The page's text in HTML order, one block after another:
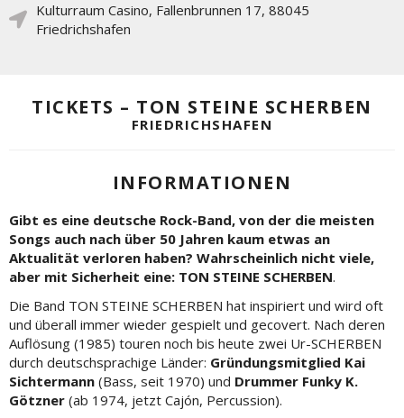
Kulturraum Casino, Fallenbrunnen 17, 88045
Friedrichshafen
TICKETS – TON STEINE SCHERBEN
FRIEDRICHSHAFEN
INFORMATIONEN
Gibt es eine deutsche Rock-Band, von der die meisten
Songs auch nach über 50 Jahren kaum etwas an
Aktualität verloren haben? Wahrscheinlich nicht viele,
aber mit Sicherheit eine: TON STEINE SCHERBEN.
Die Band TON STEINE SCHERBEN hat inspiriert und wird oft
und überall immer wieder gespielt und gecovert. Nach deren
Auflösung (1985) touren noch bis heute zwei Ur-SCHERBEN
durch deutschsprachige Länder: Gründungsmitglied Kai
Sichtermann (Bass, seit 1970) und Drummer Funky K.
Götzner (ab 1974, jetzt Cajón, Percussion).